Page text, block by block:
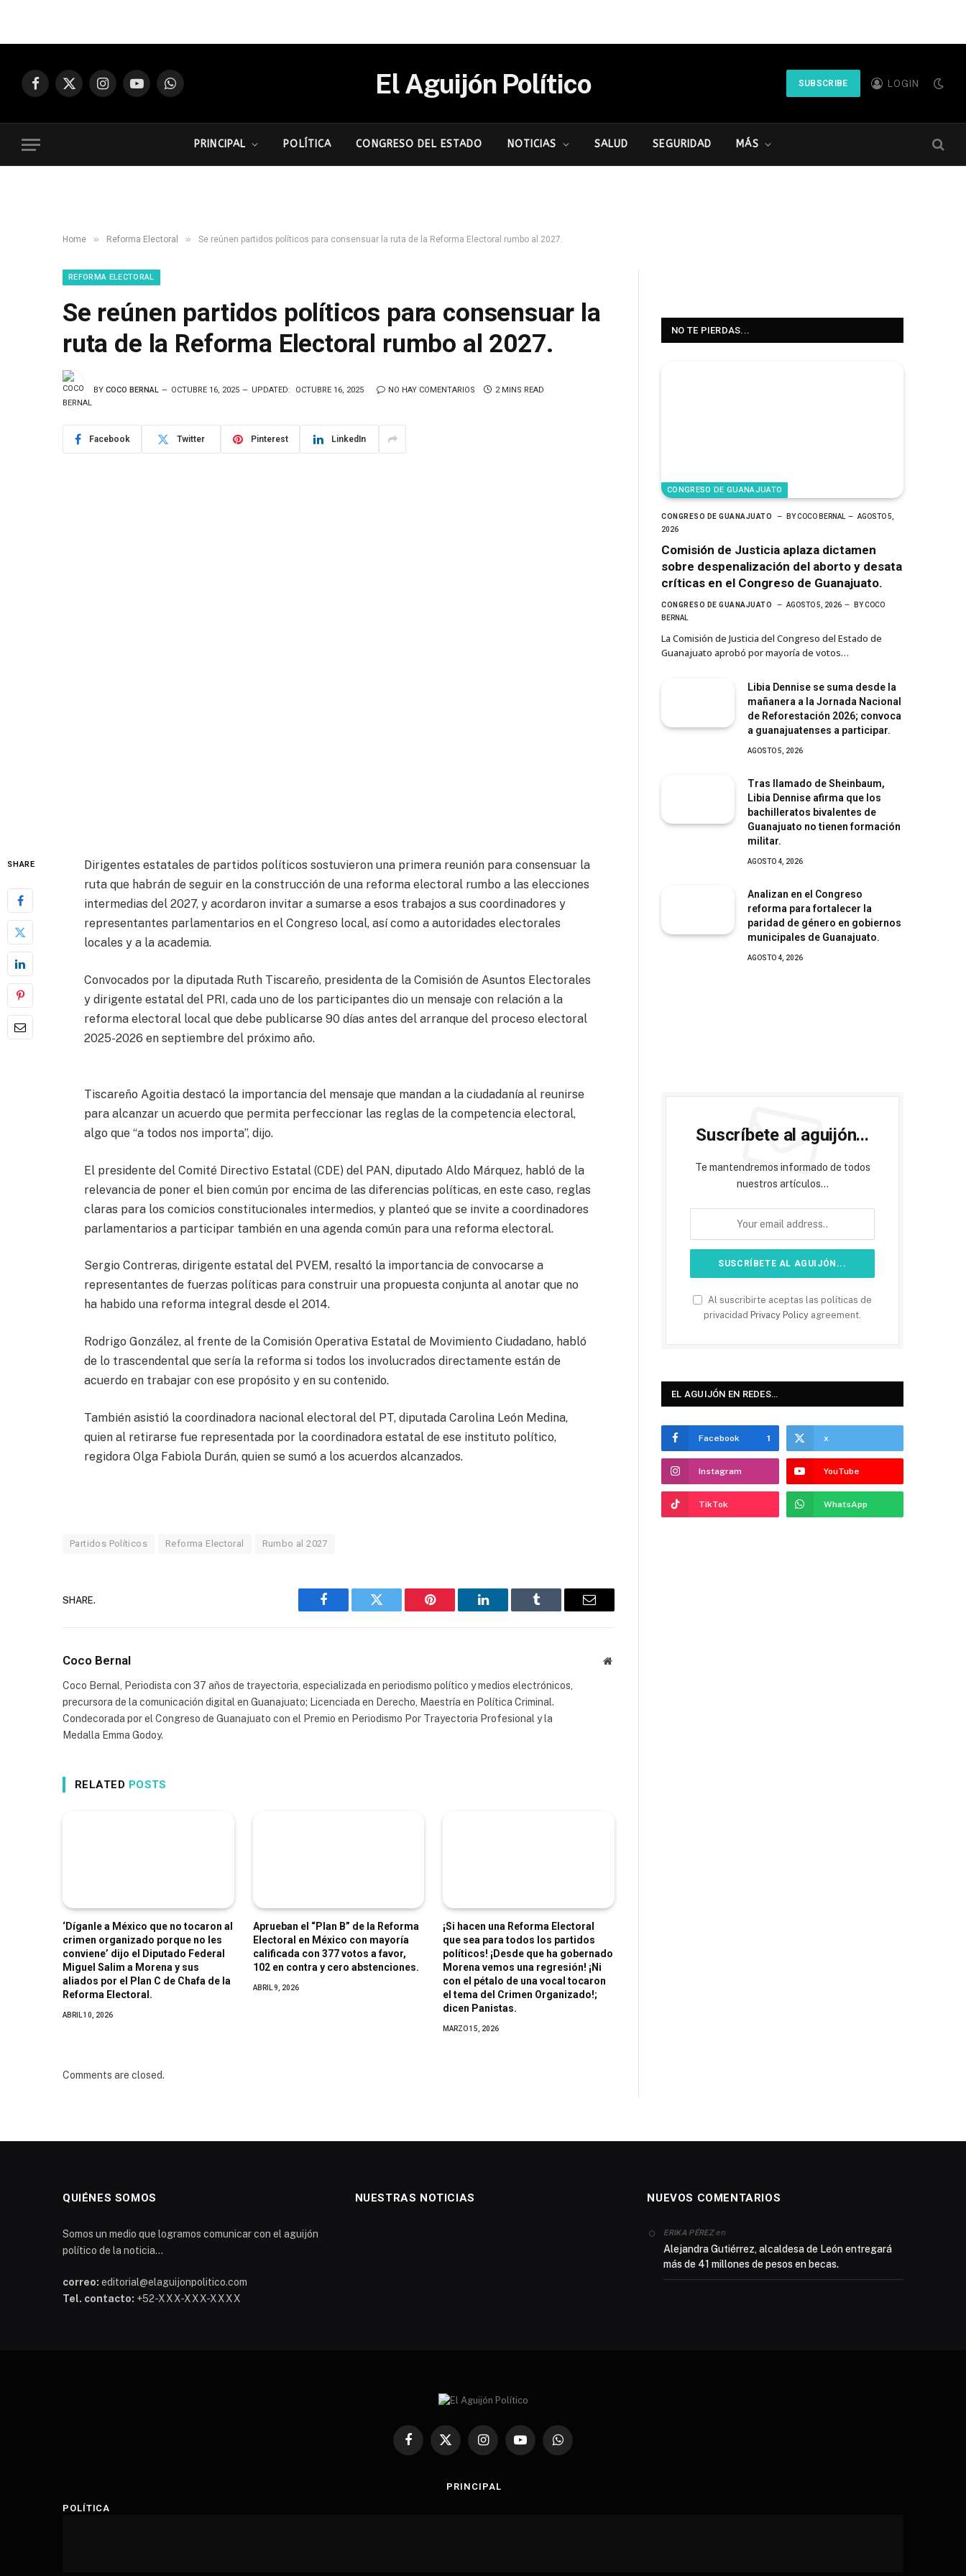
Facebook
X
InstagramYouTubeWhatsApp El Aguijón Político SUBSCRIBE LOGIN
PRINCIPAL POLÍTICA CONGRESO DEL ESTADO NOTICIAS SALUD SEGURIDAD MÁS
Home » Reforma Electoral » Se reúnen partidos políticos para consensuar la ruta de la Reforma Electoral rumbo al 2027.
REFORMA ELECTORAL
Se reúnen partidos políticos para consensuar la
ruta de la Reforma Electoral rumbo al 2027.
BY COCO BERNAL OCTUBRE 16, 2025 UPDATED: OCTUBRE 16, 2025 NO HAY COMENTARIOS 2 MINS READ
Facebook Twitter Pinterest LinkedIn
SHARE
Dirigentes estatales de partidos políticos sostuvieron una primera reunión para consensuar la
ruta que habrán de seguir en la construcción de una reforma electoral rumbo a las elecciones
intermedias del 2027, y acordaron invitar a sumarse a esos trabajos a sus coordinadores y
representantes parlamentarios en el Congreso local, así como a autoridades electorales
locales y a la academia.
Convocados por la diputada Ruth Tiscareño, presidenta de la Comisión de Asuntos Electorales
y dirigente estatal del PRI, cada uno de los participantes dio un mensaje con relación a la
reforma electoral local que debe publicarse 90 días antes del arranque del proceso electoral
2025-2026 en septiembre del próximo año.
Tiscareño Agoitia destacó la importancia del mensaje que mandan a la ciudadanía al reunirse
para alcanzar un acuerdo que permita perfeccionar las reglas de la competencia electoral,
algo que “a todos nos importa”, dijo.
El presidente del Comité Directivo Estatal (CDE) del PAN, diputado Aldo Márquez, habló de la
relevancia de poner el bien común por encima de las diferencias políticas, en este caso, reglas
claras para los comicios constitucionales intermedios, y planteó que se invite a coordinadores
parlamentarios a participar también en una agenda común para una reforma electoral.
Sergio Contreras, dirigente estatal del PVEM, resaltó la importancia de convocarse a
representantes de fuerzas políticas para construir una propuesta conjunta al anotar que no
ha habido una reforma integral desde el 2014.
Rodrigo González, al frente de la Comisión Operativa Estatal de Movimiento Ciudadano, habló
de lo trascendental que sería la reforma si todos los involucrados directamente están de
acuerdo en trabajar con ese propósito y en su contenido.
También asistió la coordinadora nacional electoral del PT, diputada Carolina León Medina,
quien al retirarse fue representada por la coordinadora estatal de ese instituto político,
regidora Olga Fabiola Durán, quien se sumó a los acuerdos alcanzados.
Partidos Políticos Reforma Electoral Rumbo al 2027
SHARE.
Facebook Twitter Pinterest LinkedIn Tumblr Email
Coco Bernal Website
Coco Bernal, Periodista con 37 años de trayectoria, especializada en periodismo político y medios electrónicos,
precursora de la comunicación digital en Guanajuato; Licenciada en Derecho, Maestría en Política Criminal.
Condecorada por el Congreso de Guanajuato con el Premio en Periodismo Por Trayectoria Profesional y la
Medalla Emma Godoy.
RELATED POSTS
‘Díganle a México que no tocaron al
crimen organizado porque no les
conviene’ dijo el Diputado Federal
Miguel Salim a Morena y sus
aliados por el Plan C de Chafa de la
Reforma Electoral.
ABRIL 10, 2026
Aprueban el “Plan B” de la Reforma
Electoral en México con mayoría
calificada con 377 votos a favor,
102 en contra y cero abstenciones.
ABRIL 9, 2026
¡Si hacen una Reforma Electoral
que sea para todos los partidos
políticos! ¡Desde que ha gobernado
Morena vemos una regresión! ¡Ni
con el pétalo de una vocal tocaron
el tema del Crimen Organizado!;
dicen Panistas.
MARZO 15, 2026
Comments are closed.
NO TE PIERDAS...
CONGRESO DE GUANAJUATO
CONGRESO DE GUANAJUATO BYCOCO BERNAL
AGOSTO 5,
2026
Comisión de Justicia aplaza dictamen
sobre despenalización del aborto y desata
críticas en el Congreso de Guanajuato.
CONGRESO DE GUANAJUATO AGOSTO 5, 2026 BYCOCO
BERNAL
La Comisión de Justicia del Congreso del Estado de
Guanajuato aprobó por mayoría de votos…
Libia Dennise se suma desde la
mañanera a la Jornada Nacional
de Reforestación 2026; convoca
a guanajuatenses a participar.
AGOSTO 5, 2026
Tras llamado de Sheinbaum,
Libia Dennise afirma que los
bachilleratos bivalentes de
Guanajuato no tienen formación
militar.
AGOSTO 4, 2026
Analizan en el Congreso
reforma para fortalecer la
paridad de género en gobiernos
municipales de Guanajuato.
AGOSTO 4, 2026
Suscríbete al aguijón...
Te mantendremos informado de todos
nuestros artículos...
Al suscribirte aceptas las políticas de
privacidad Privacy Policy agreement.
EL AGUIJÓN EN REDES…
Facebook 1 x
Instagram YouTube
TikTok WhatsApp
QUIÉNES SOMOS
Somos un medio que logramos comunicar con el aguijón
político de la noticia...
correo: editorial@elaguijonpolitico.com
Tel. contacto: +52-XXX-XXX-XXXX
NUESTRAS NOTICIAS NUEVOS COMENTARIOS
ERIKA PÉREZen
Alejandra Gutiérrez, alcaldesa de León entregará
más de 41 millones de pesos en becas.
Facebook
X
InstagramYouTubeWhatsApp
PRINCIPAL
POLÍTICA